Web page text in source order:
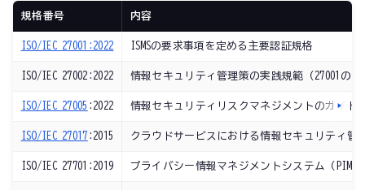
規格番号 内容
ISO/IEC 27001:2022 ISMSの要求事項を定める主要認証規格
ISO/IEC 27002:2022 情報セキュリティ管理策の実践規範（27001の附
ISO/IEC 27005 :2022 情報セキュリティリスクマネジメントのガイド
ISO/IEC 27017 :2015 クラウドサービスにおける情報セキュリティ管
ISO/IEC 27701:2019 プライバシー情報マネジメントシステム（PIMS